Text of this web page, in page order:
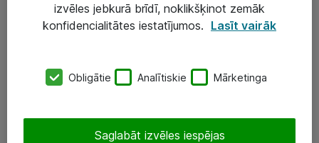
Serveri un datu centri
SIA „ATEA”
eShop@atea.lv
izvēles jebkurā brīdī, noklikšķinot zemāk
konfidencialitātes iestatījumos. Lasīt vairāk
Obligātie Analītiskie Mārketinga
Saglabāt izvēles iespējas